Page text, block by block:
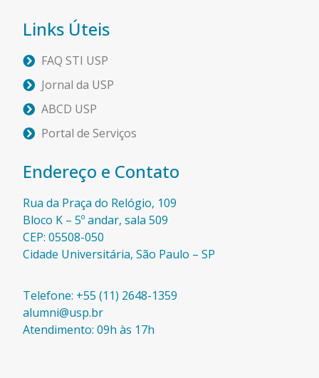
Links Úteis
FAQ STI USP
Jornal da USP
ABCD USP
Portal de Serviços
Endereço e Contato
Rua da Praça do Relógio, 109
Bloco K – 5º andar, sala 509
CEP: 05508-050
Cidade Universitária, São Paulo – SP​
Telefone: +55 (11) 2648-1359
alumni@usp.br
Atendimento: 09h às 17h